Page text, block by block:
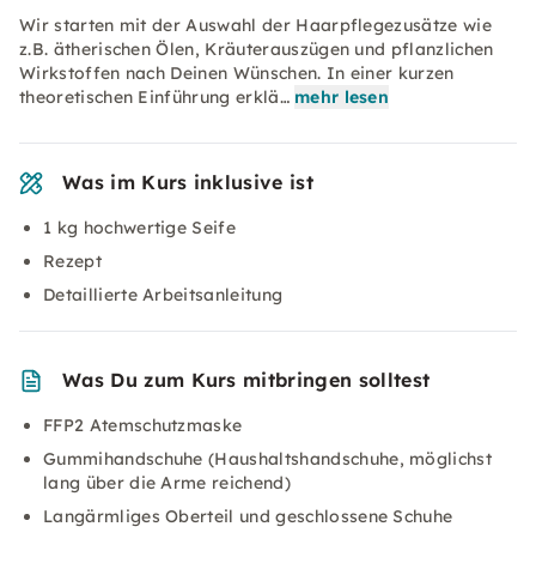
Wir starten mit der Auswahl der Haarpflegezusätze wie
z.B. ätherischen Ölen, Kräuterauszügen und pflanzlichen
Wirkstoffen nach Deinen Wünschen. In einer kurzen
theoretischen Einführung erklä… mehr lesen
Was im Kurs inklusive ist
1 kg hochwertige Seife
Rezept
Detaillierte Arbeitsanleitung
Was Du zum Kurs mitbringen solltest
FFP2 Atemschutzmaske
Gummihandschuhe (Haushaltshandschuhe, möglichst
lang über die Arme reichend)
Langärmliges Oberteil und geschlossene Schuhe